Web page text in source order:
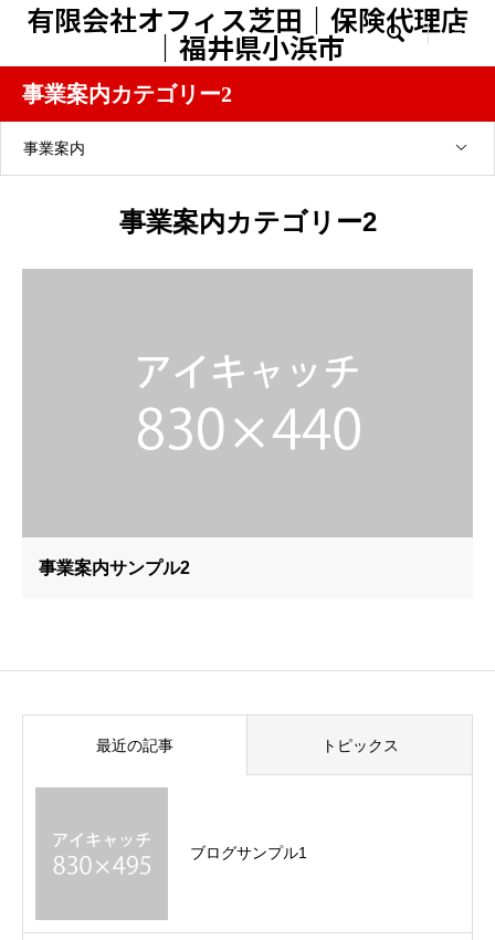
有限会社オフィス芝田｜保険代理店
｜福井県小浜市 
事業案内カテゴリー2
事業案内
事業案内カテゴリー2
事業案内サンプル2
最近の記事 トピックス
ブログサンプル1